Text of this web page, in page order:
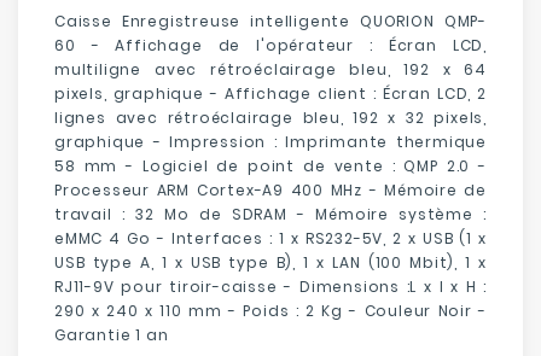
Caisse Enregistreuse intelligente QUORION QMP-
60 - Affichage de l'opérateur : Écran LCD,
multiligne avec rétroéclairage bleu, 192 x 64
pixels, graphique - Affichage client : Écran LCD, 2
lignes avec rétroéclairage bleu, 192 x 32 pixels,
graphique - Impression : Imprimante thermique
58 mm - Logiciel de point de vente : QMP 2.0 -
Processeur ARM Cortex-A9 400 MHz - Mémoire de
travail : 32 Mo de SDRAM - Mémoire système :
eMMC 4 Go - Interfaces : 1 x RS232-5V, ​​2 x USB (1 x
USB type A, 1 x USB type B), 1 x LAN (100 Mbit), 1 x
RJ11-9V pour tiroir-caisse - Dimensions :L x l x H :
290 x 240 x 110 mm - Poids : 2 Kg - Couleur Noir -
Garantie 1 an